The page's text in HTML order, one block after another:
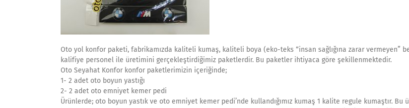
Oto yol konfor paketi, fabrikamızda kaliteli kumaş, kaliteli boya (eko-teks “insan sağlığına zarar vermeyen”
kalifiye personel ile üretimini gerçekleştirdiğimiz paketlerdir. Bu paketler ihtiyaca göre şekillenmektedir.
Oto Seyahat Konfor konfor paketlerimizin içeriğinde;
1- 2 adet oto boyun yastığı
2- 2 adet oto emniyet kemer pedi
Ürünlerde; oto boyun yastık ve oto emniyet kemer pedi’nde kullandığımız kumaş 1 kalite regule kumaştır. Bu